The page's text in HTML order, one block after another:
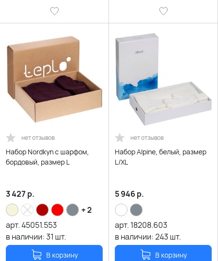
нет отзывов
Набор Nordkyn с шарфом,
бордовый, размер L
3 427 р.
+ 2
арт.45051.553
в наличии:31 шт.
В корзину
нет отзывов
Набор Alpine, белый, размер
L/XL
5 946 р.
арт. 18208.603
в наличии:243 шт.
В корзину